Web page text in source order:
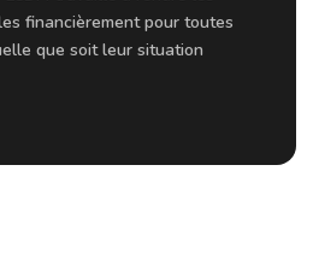
financièrement pour toutes
que soit leur situation